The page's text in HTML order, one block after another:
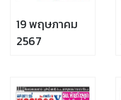
19 พฤษภาคม
2567